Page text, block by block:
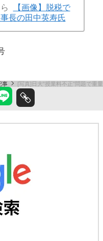
【画像】脱税で
長の田中英寿氏
事 [写真]日大“授業料不正”問題で